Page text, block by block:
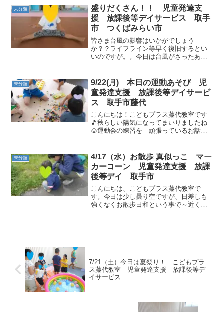
ました♠ 運動あそびの時間になったらお
片付けをしてうがい・...
未分類
盛りだくさん！！ 児童発達支
援 放課後等デイサービス 取手
市 つくばみらい市
皆さま台風の影響はいかがでしょう
か？？ライフライン等早く復旧するとい
いのですが。。今日は台風がさったあと
で！！！と思っていましたが、全然でし
たね(+_+)まだまだ水...
未分類
9/22(月) 本日の運動あそび 児
童発達支援 放課後等デイサービ
ス 取手市藤代
こんにちは！こどもプラス藤代教室です
🎵秋らしい陽気になってまいりましたね
🌰運動会の練習を 頑張っているお話し
ブロックやカプラトミカなどで 楽しい
時間を過ごします(^...
未分類
4/17（水）お散歩 真似っこ マー
カーコーン 児童発達支援 放課
後等デイ 取手市
こんにちは、こどもプラス藤代教室で
す。今日は少し曇り空ですが、日差しも
強くなくお散歩日和という事で～近くの
7/21（土）今日は夏祭り！ こどもプラ
ス藤代教室 児童発達支援 放課後等デ
イサービス